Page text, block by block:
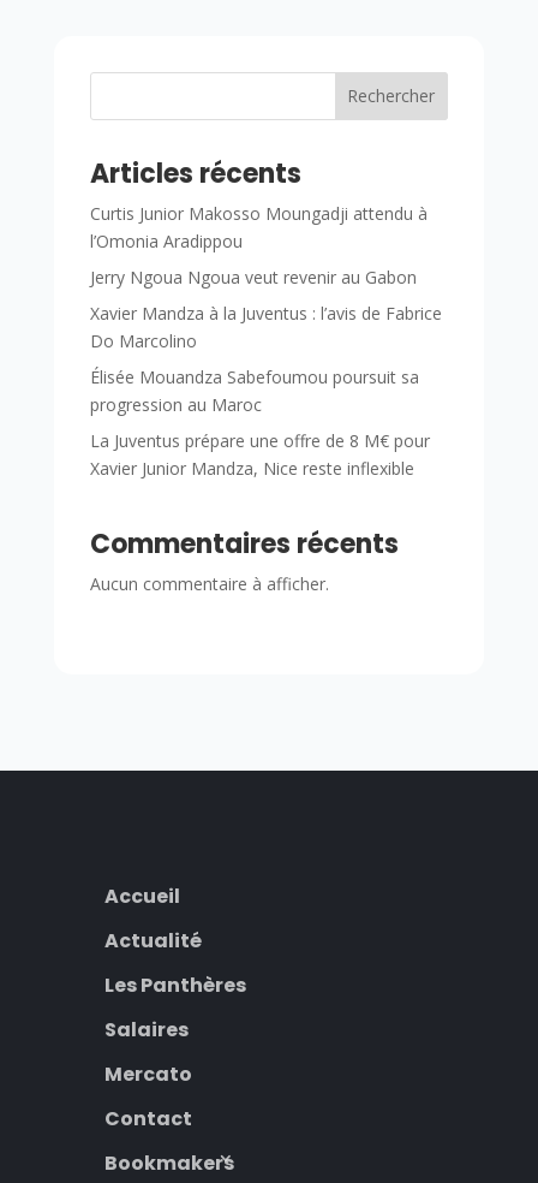
Rechercher
Articles récents
Curtis Junior Makosso Moungadji attendu à
l’Omonia Aradippou
Jerry Ngoua Ngoua veut revenir au Gabon
Xavier Mandza à la Juventus : l’avis de Fabrice
Do Marcolino
Élisée Mouandza Sabefoumou poursuit sa
progression au Maroc
La Juventus prépare une offre de 8 M€ pour
Xavier Junior Mandza, Nice reste inflexible
Commentaires récents
Aucun commentaire à afficher.
Accueil
Actualité
Les Panthères
Salaires
Mercato
Contact
Bookmakers